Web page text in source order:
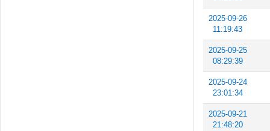
2025-09-26
11:19:43
2025-09-25
08:29:39
2025-09-24
23:01:34
2025-09-21
21:48:20